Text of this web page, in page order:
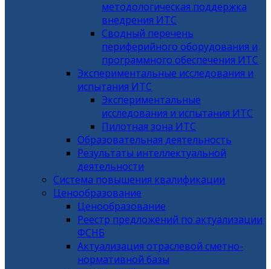
методологическая поддержка
внедрения ИТС
Сводный перечень
периферийного оборудования и
программного обеспечения ИТС
Экспериментальные исследования и
испытания ИТС
Экспериментальные
исследования и испытания ИТС
Пилотная зона ИТС
Образовательная деятельность
Результаты интеллектуальной
деятельности
Система повышения квалификации
Ценообразование
Ценообразование
Реестр предложений по актуализации
ФСНБ
Актуализация отраслевой сметно-
нормативной базы